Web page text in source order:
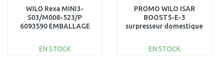
WILO Rexa MINI3-
S03/M008-523/P
6093590 EMBALLAGE
EN STOCK
PROMO WILO ISAR
BOOST5-E-3
surpresseur domestique
EN STOCK